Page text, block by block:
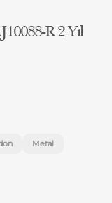
R 2 Yıl
Metal